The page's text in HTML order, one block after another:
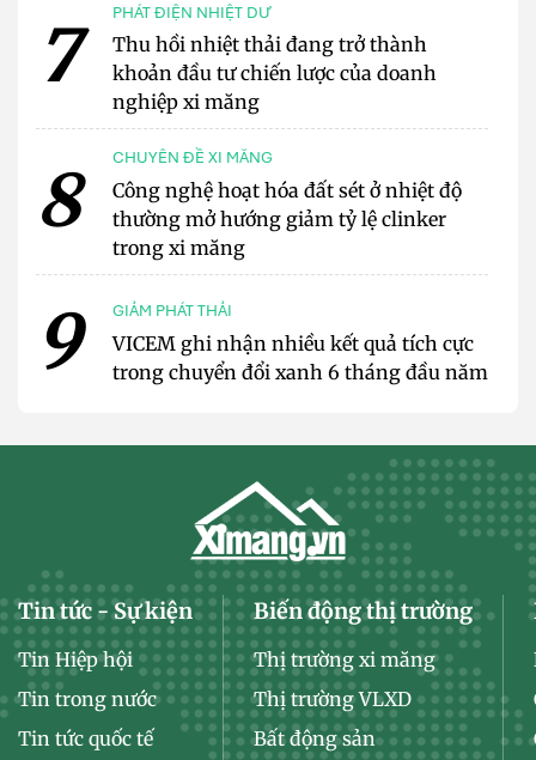
7 PHÁT ĐIỆN NHIỆT DƯ
Thu hồi nhiệt thải đang trở thành
khoản đầu tư chiến lược của doanh
nghiệp xi măng
8 CHUYÊN ĐỀ XI MĂNG
Công nghệ hoạt hóa đất sét ở nhiệt độ
thường mở hướng giảm tỷ lệ clinker
trong xi măng
9 GIẢM PHÁT THẢI
VICEM ghi nhận nhiều kết quả tích cực
trong chuyển đổi xanh 6 tháng đầu năm
Tin tức - Sự kiện
Tin Hiệp hội
Tin trong nước
Tin tức quốc tế
Biến động thị trường
Thị trường xi măng
Thị trường VLXD
Bất động sản